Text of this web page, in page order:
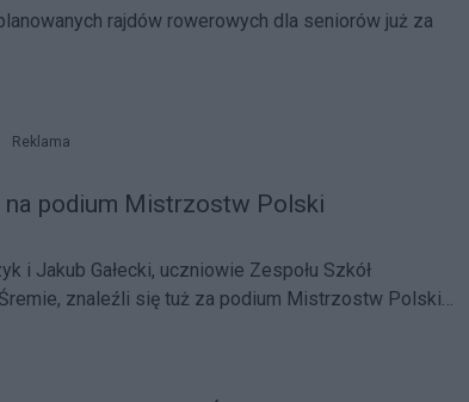
rajdów rowerowych dla seniorów już za
Reklama
na podium Mistrzostw Polski
i Jakub Gałecki, uczniowie Zespołu Szkół
znaleźli się tuż za podium Mistrzostw Polski